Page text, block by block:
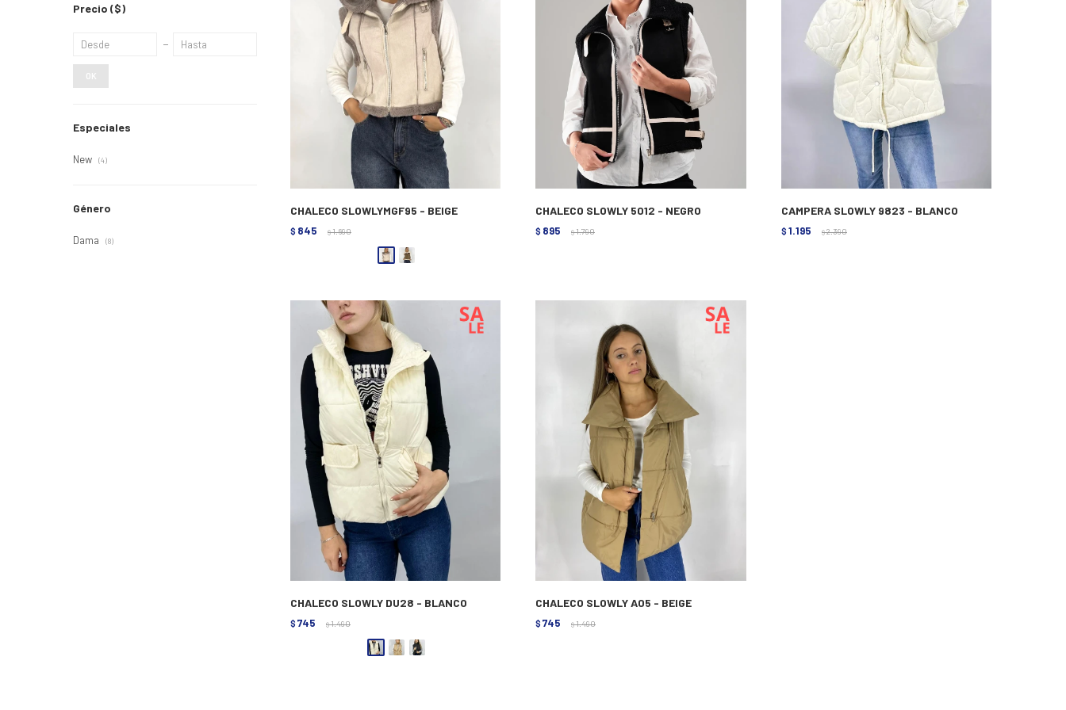
CHALECO SLOWLYMGF95 - BEIGE
$ 845 $ 1.690
CHALECO SLOWLY 5012 - NEGRO
$ 895 $ 1.790
CAMPERA SLOWLY 9823 - BLANCO
$ 1.195 $ 2.390
CHALECO SLOWLY DU28 - BLANCO
$ 745 $ 1.490
CHALECO SLOWLY A05 - BEIGE
$ 745 $ 1.490
Precio ($)
OK
Especiales
New (4)
Género
Dama (8)